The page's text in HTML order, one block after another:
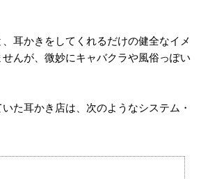
、耳かきをしてくれるだけの健全なイメ
んが、微妙にキャバクラや風俗っぽい
た耳かき店は、次のようなシステム・